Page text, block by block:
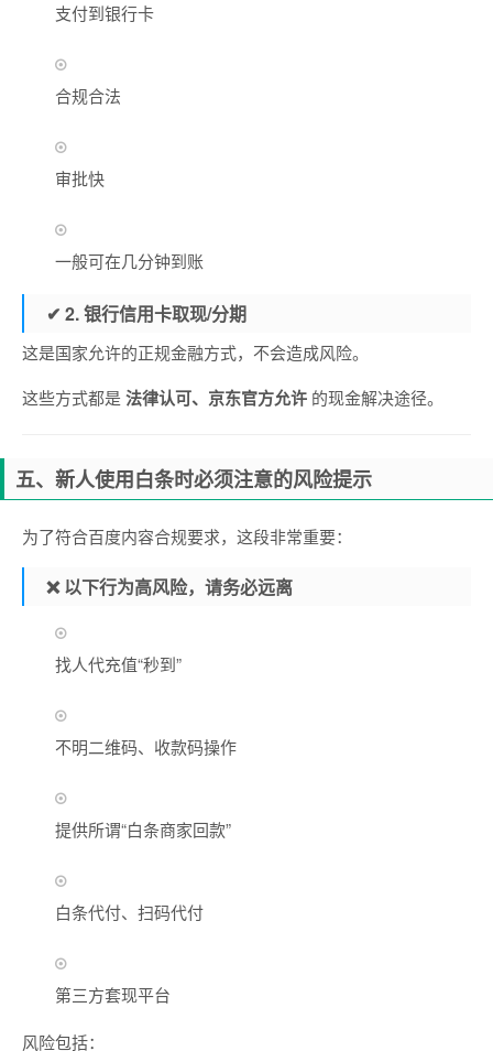
支付到银行卡
合规合法
审批快
一般可在几分钟到账
✔ 2. 银行信用卡取现/分期
这是国家允许的正规金融方式，不会造成风险。
这些方式都是法律认可、京东官方允许 的现金解决途径。
五、新人使用白条时必须注意的风险提示
为了符合百度内容合规要求，这段非常重要：
❌ 以下行为高风险，请务必远离
找人代充值“秒到”
不明二维码、收款码操作
提供所谓“白条商家回款”
白条代付、扫码代付
第三方套现平台
风险包括：